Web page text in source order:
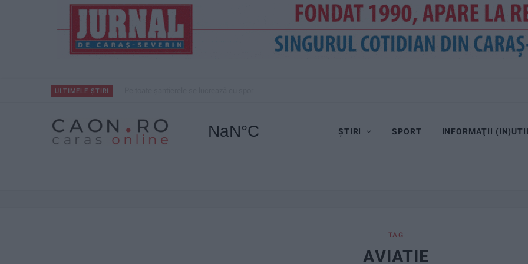
ULTIMELE ȘTIRI
ȘTIRI SPORT INFORMAŢII
TAG
AVIATIE